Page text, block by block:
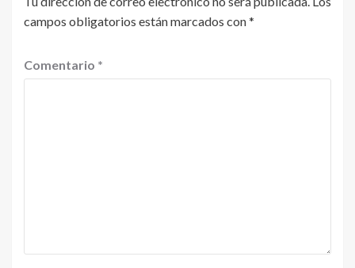
campos obligatorios están marcados con*
Comentario *